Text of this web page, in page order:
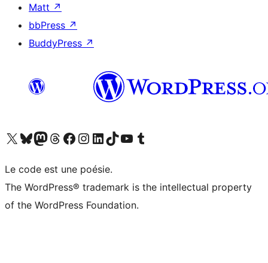
Matt ↗
bbPress ↗
BuddyPress ↗
Visitez notre compte X (précédemment Twitter)
Visiter notre compte Bluesky
Visiter notre compte Mastodon
Visiter notre compte Threads
Consulter notre compte Facebook
Consulter notre compte Instagram
Consulter notre compte LinkedIn
Visiter notre compte TokTok
Visiter notre chaîne YouTube
Visiter notre compte Tumblr
Le code est une poésie.
The WordPress® trademark is the intellectual property
of the WordPress Foundation.